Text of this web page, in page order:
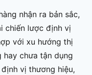
nhận ra bản sắc,
chiến lược định vị
với xu hướng thị
hay chưa tận dụng
vị thương hiệu,